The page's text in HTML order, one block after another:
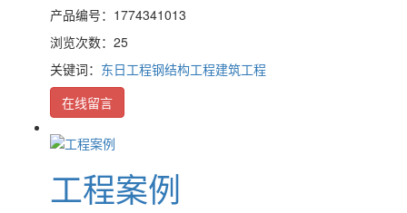
产品编号：1774341013
浏览次数：25
关键词： 东日工程钢结构工程建筑工程
在线留言
工程案例